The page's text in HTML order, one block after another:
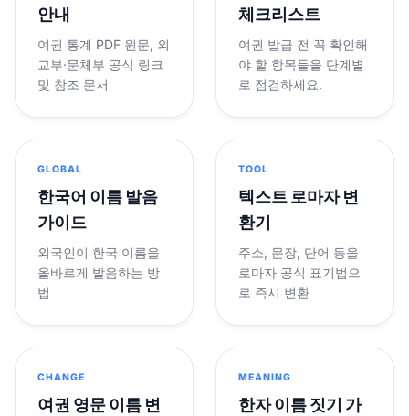
안내
여권 통계 PDF 원문, 외
교부·문체부 공식 링크
및 참조 문서
체크리스트
여권 발급 전 꼭 확인해
야 할 항목들을 단계별
로 점검하세요.
GLOBAL
한국어 이름 발음
가이드
외국인이 한국 이름을
올바르게 발음하는 방
법
TOOL
텍스트 로마자 변
환기
주소, 문장, 단어 등을
로마자 공식 표기법으
로 즉시 변환
CHANGE
여권 영문 이름 변
MEANING
한자 이름 짓기 가